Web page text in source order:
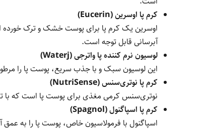
کرم پا اوسرین (Eucerin)
اوسرین یک کرم پا برای پوست خشک و ترک
آبرسانی قابل توجه است.
لوسیون نرم کننده پا واتر‌جی (Waterj)
این لوسیون سبک و با جذب سریع، پوست پا را
کرم پا نوتری‌سنس (NutriSense)
نوتری‌سنس کرمی مغذی برای پوست پا است که با
کرم پا اسپاگنول (Spagnol)
اسپاگنول با فرمولاسیون خاص، پوست پا را به